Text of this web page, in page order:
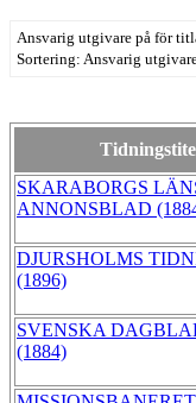
Ansvarig utgivare på för
Sortering: Ansvarig
SKARABORGS
ANNONSBLAD
DJURSHOLMS
(1896)
SVENSKA
(1884)